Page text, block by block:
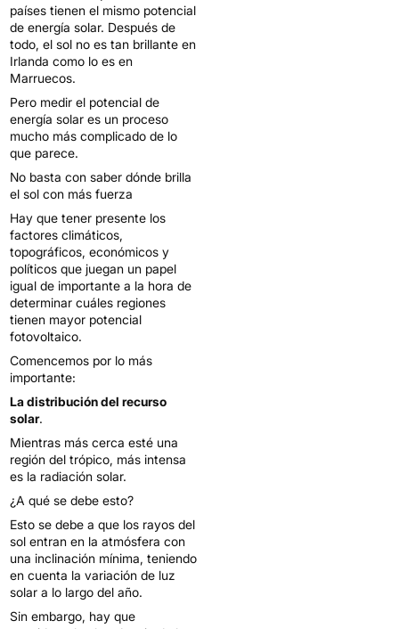
países tienen el mismo potencial
de energía solar. Después de
todo, el sol no es tan brillante en
Irlanda como lo es en
Marruecos.
Pero medir el potencial de
energía solar es un proceso
mucho más complicado de lo
que parece.
No basta con saber dónde brilla
el sol con más fuerza
Hay que tener presente los
factores climáticos,
topográficos, económicos y
políticos que juegan un papel
igual de importante a la hora de
determinar cuáles regiones
tienen mayor potencial
fotovoltaico.
Comencemos por lo más
importante:
La distribución del recurso
solar.
Mientras más cerca esté una
región del trópico, más intensa
es la radiación solar.
¿A qué se debe esto?
Esto se debe a que los rayos del
sol entran en la atmósfera con
una inclinación mínima, teniendo
en cuenta la variación de luz
solar a lo largo del año.
Sin embargo, hay que